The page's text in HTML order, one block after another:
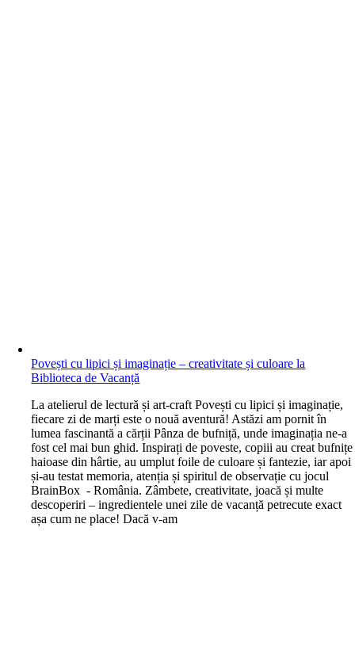
Povești cu lipici și imaginație – creativitate și culoare la
Biblioteca de Vacanță
La atelierul de lectură și art-craft Povești cu lipici și imaginație,
fiecare zi de marți este o nouă aventură! Astăzi am pornit în
lumea fascinantă a cărții Pânza de bufniță, unde imaginația ne-a
fost cel mai bun ghid. Inspirați de poveste, copiii au creat bufnițe
haioase din hârtie, au umplut foile de culoare și fantezie, iar apoi
și-au testat memoria, atenția și spiritul de observație cu jocul
BrainBox - România. Zâmbete, creativitate, joacă și multe
descoperiri – ingredientele unei zile de vacanță petrecute exact
așa cum ne place! Dacă v-am